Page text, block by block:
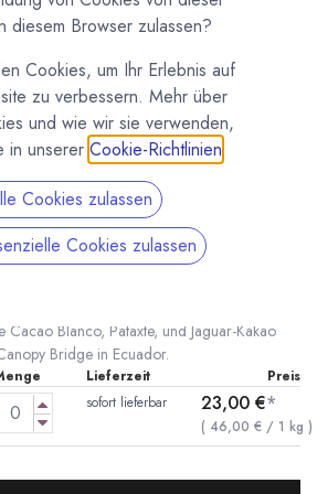
Bicolor)
Blanco, Pataxte, und Jaguar-Kakao
Bridge in Ecuador.
Lieferzeit
Preis
sofort lieferbar 23,00 €*
( 46,00 € /1 kg )
diesem Browser zulassen?
Cookies, um Ihr Erlebnis auf
zu verbessern. Mehr über
und wie wir sie verwenden,
in unserer Cookie-Richtlinien
Cookies zulassen
Cookies zulassen